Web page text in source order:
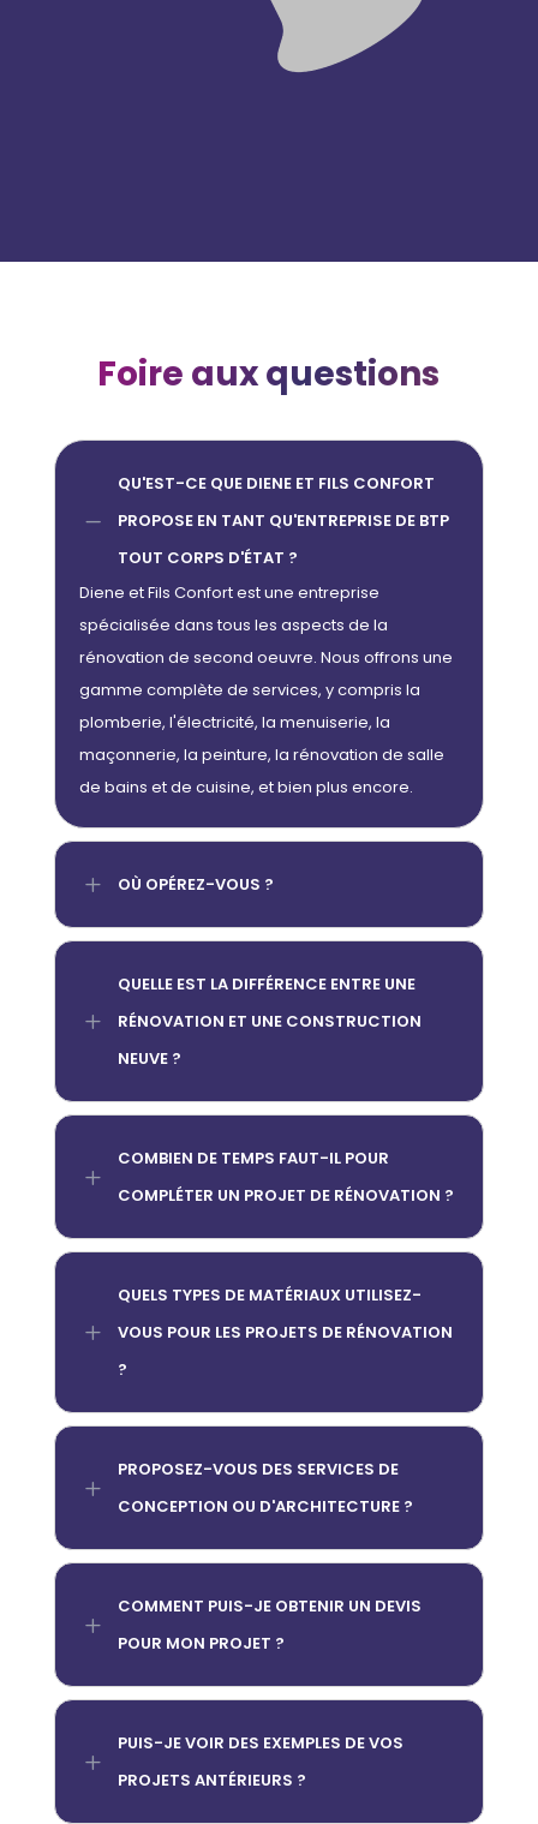
Foire aux questions
K
QU'EST-CE QUE DIENE ET FILS CONFORT
PROPOSE EN TANT QU'ENTREPRISE DE BTP
TOUT CORPS D'ÉTAT ?
Diene et Fils Confort est une entreprise
spécialisée dans tous les aspects de la
rénovation de second oeuvre. Nous offrons une
gamme complète de services, y compris la
plomberie, l'électricité, la menuiserie, la
maçonnerie, la peinture, la rénovation de salle
de bains et de cuisine, et bien plus encore.
L OÙ OPÉREZ-VOUS ?
L
QUELLE EST LA DIFFÉRENCE ENTRE UNE
RÉNOVATION ET UNE CONSTRUCTION
NEUVE ?
L
COMBIEN DE TEMPS FAUT-IL POUR
COMPLÉTER UN PROJET DE RÉNOVATION ?
L
QUELS TYPES DE MATÉRIAUX UTILISEZ-
VOUS POUR LES PROJETS DE RÉNOVATION
?
L
PROPOSEZ-VOUS DES SERVICES DE
CONCEPTION OU D'ARCHITECTURE ?
L
COMMENT PUIS-JE OBTENIR UN DEVIS
POUR MON PROJET ?
L
PUIS-JE VOIR DES EXEMPLES DE VOS
PROJETS ANTÉRIEURS ?